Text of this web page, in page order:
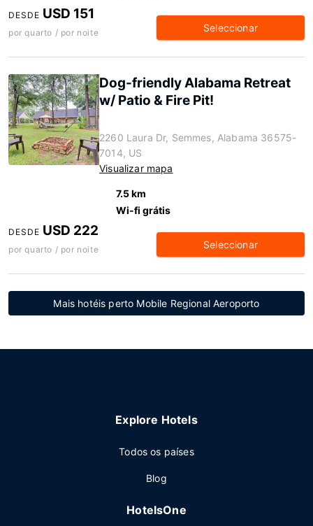
DESDE USD 151
por quarto / por noite Seleccionar
Dog-friendly Alabama Retreat
w/ Patio & Fire Pit!
2260 Laura Dr, Semmes, Alabama 36575-
7014, US
Visualizar mapa
7.5 km
Wi-fi grátis
DESDE USD 222
por quarto / por noite Seleccionar
Mais hotéis perto Mobile Regional Aeroporto
Explore Hotels
Todos os países
Blog
HotelsOne